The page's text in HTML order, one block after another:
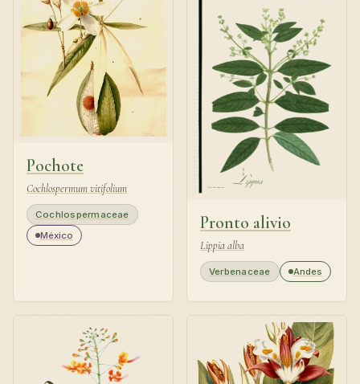
Pochote
Cochlospermum vitifolium
Cochlospermaceae
México
Pronto alivio
Lippia alba
Verbenaceae Andes